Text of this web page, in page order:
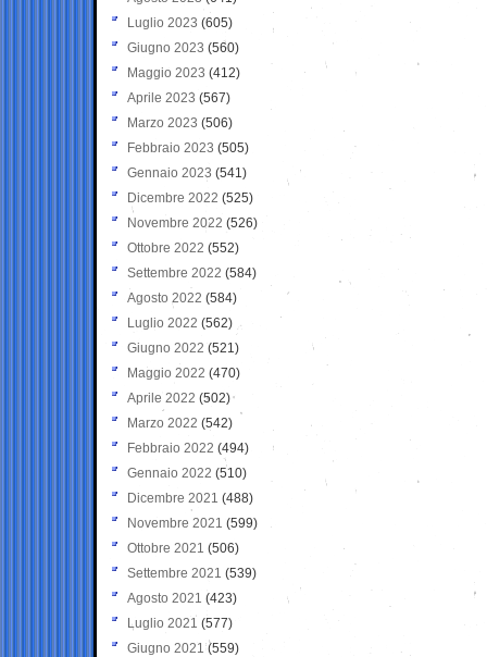
Luglio 2023 (605)
Giugno 2023 (560)
Maggio 2023 (412)
Aprile 2023 (567)
Marzo 2023 (506)
Febbraio 2023 (505)
Gennaio 2023 (541)
Dicembre 2022 (525)
Novembre 2022 (526)
Ottobre 2022 (552)
Settembre 2022 (584)
Agosto 2022 (584)
Luglio 2022 (562)
Giugno 2022 (521)
Maggio 2022 (470)
Aprile 2022 (502)
Marzo 2022 (542)
Febbraio 2022 (494)
Gennaio 2022 (510)
Dicembre 2021 (488)
Novembre 2021 (599)
Ottobre 2021 (506)
Settembre 2021 (539)
Agosto 2021 (423)
Luglio 2021 (577)
Giugno 2021(559)